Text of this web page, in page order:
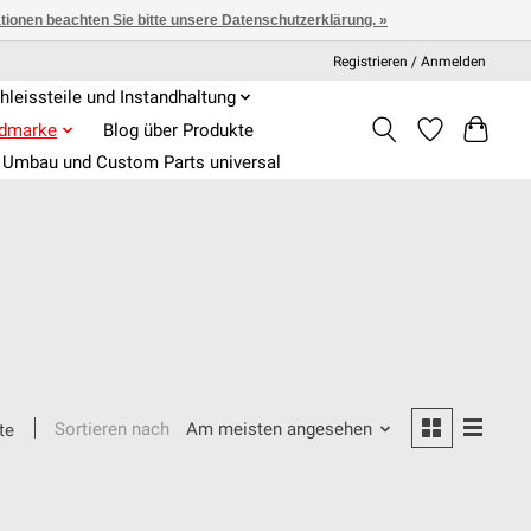
Registrieren / Anmelden
und Instandhaltung
Blog über Produkte
Umbau und Custom Parts universal
Sortieren nach Am meisten angesehen
beachten Sie bitte unsere Datenschutzerklärung. »